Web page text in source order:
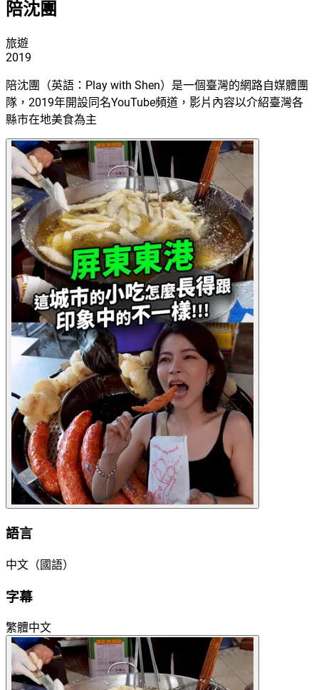
陪沈團
旅遊
2019
陪沈團（英語：Play with Shen）是一個臺灣的網路自媒體團
隊，2019年開設同名YouTube頻道，影片內容以介紹臺灣各
縣市在地美食為主
語言
中文（國語）
字幕
繁體中文